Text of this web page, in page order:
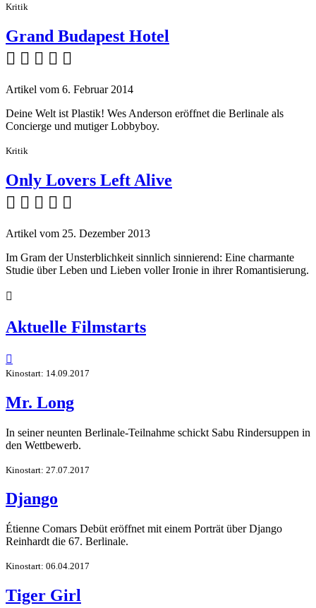
Kritik
Grand Budapest Hotel
    
Artikel vom 6. Februar 2014
Deine Welt ist Plastik! Wes Anderson eröffnet die Berlinale als
Concierge und mutiger Lobbyboy.
Kritik
Only Lovers Left Alive
    
Artikel vom 25. Dezember 2013
Im Gram der Unsterblichkeit sinnlich sinnierend: Eine charmante
Studie über Leben und Lieben voller Ironie in ihrer Romantisierung.

Aktuelle Filmstarts

Kinostart: 14.09.2017
Mr. Long
In seiner neunten Berlinale-Teilnahme schickt Sabu Rindersuppen in
den Wettbewerb.
Kinostart: 27.07.2017
Django
Étienne Comars Debüt eröffnet mit einem Porträt über Django
Reinhardt die 67. Berlinale.
Kinostart: 06.04.2017
Tiger Girl